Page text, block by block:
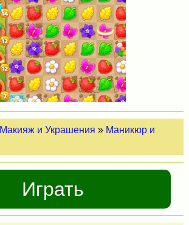
Макияж и Украшения » Маникюр и
Играть